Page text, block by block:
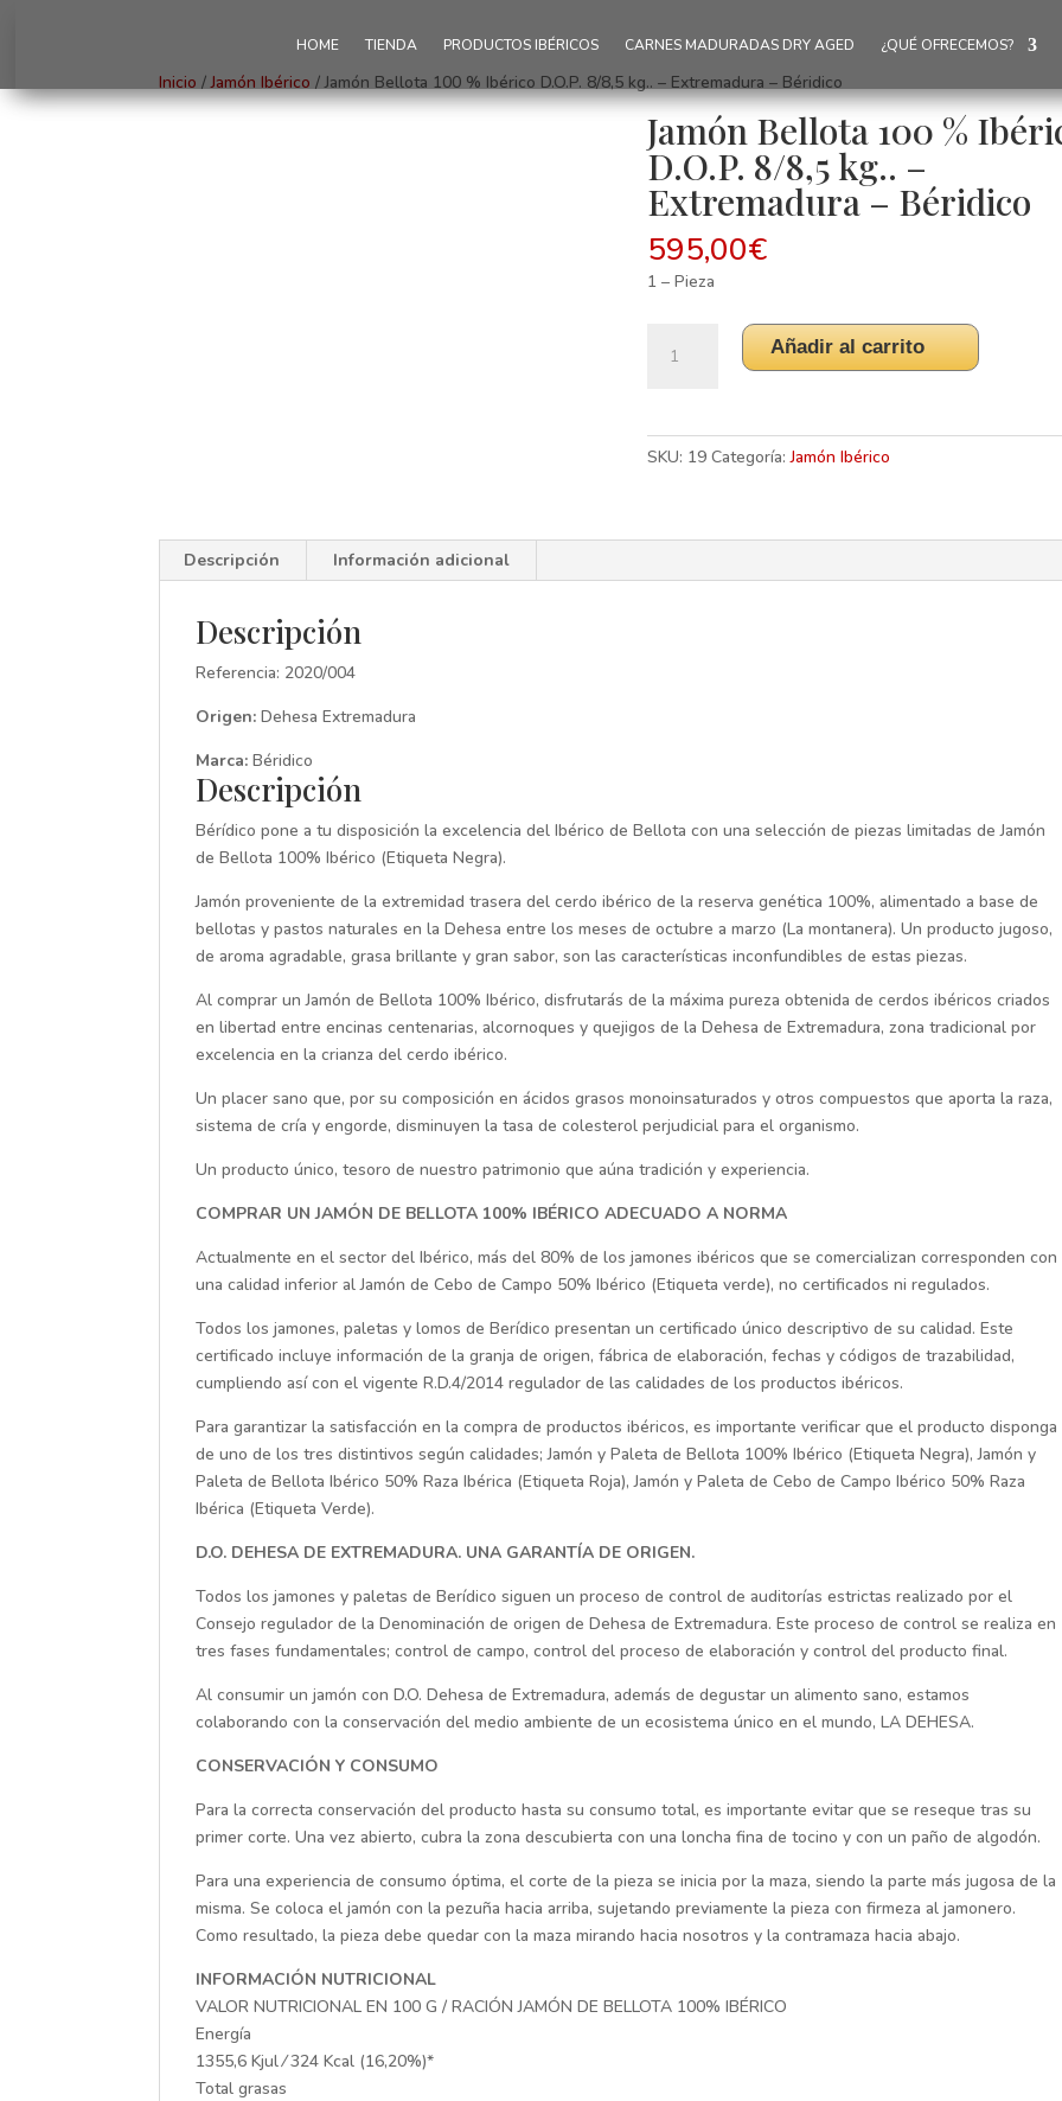
HOME TIENDA PRODUCTOS IBÉRICOS CARNES MADURADAS DRY AGED ¿QUÉ OFRECEMOS?
Inicio /Jamón Ibérico / Jamón Bellota 100 % Ibérico D.O.P. 8/8,5 kg.. – Extremadura – Béridico
Jamón Bellota 100 %
D.O.P. 8/8,5 kg.. –
Extremadura – Béridico
595,00€
1 – Pieza
Bellota
Ibérico
Extremadura
Añadir al carrito
SKU: 19 Categoría:Jamón Ibérico
Descripción Información adicional
Descripción
Referencia: 2020/004
Origen: Dehesa Extremadura
Marca: Béridico
Descripción
Bérídico pone a tu disposición la excelencia del Ibérico de Bellota con una selección de piezas limitadas de Jamón
de Bellota 100% Ibérico (Etiqueta Negra).
Jamón proveniente de la extremidad trasera del cerdo ibérico de la reserva genética 100%, alimentado a base de
bellotas y pastos naturales en la Dehesa entre los meses de octubre a marzo (La montanera). Un producto jugoso,
de aroma agradable, grasa brillante y gran sabor, son las características inconfundibles de estas piezas.
Al comprar un Jamón de Bellota 100% Ibérico, disfrutarás de la máxima pureza obtenida de cerdos ibéricos criados
en libertad entre encinas centenarias, alcornoques y quejigos de la Dehesa de Extremadura, zona tradicional por
excelencia en la crianza del cerdo ibérico.
Un placer sano que, por su composición en ácidos grasos monoinsaturados y otros compuestos que aporta la raza,
sistema de cría y engorde, disminuyen la tasa de colesterol perjudicial para el organismo.
Un producto único, tesoro de nuestro patrimonio que aúna tradición y experiencia.
COMPRAR UN JAMÓN DE BELLOTA 100% IBÉRICO ADECUADO A NORMA
Actualmente en el sector del Ibérico, más del 80% de los jamones ibéricos que se comercializan corresponden con
una calidad inferior al Jamón de Cebo de Campo 50% Ibérico (Etiqueta verde), no certificados ni regulados.
Todos los jamones, paletas y lomos de Berídico presentan un certificado único descriptivo de su calidad. Este
certificado incluye información de la granja de origen, fábrica de elaboración, fechas y códigos de trazabilidad,
cumpliendo así con el vigente R.D.4/2014 regulador de las calidades de los productos ibéricos.
Para garantizar la satisfacción en la compra de productos ibéricos, es importante verificar que el producto disponga
de uno de los tres distintivos según calidades; Jamón y Paleta de Bellota 100% Ibérico (Etiqueta Negra), Jamón y
Paleta de Bellota Ibérico 50% Raza Ibérica (Etiqueta Roja), Jamón y Paleta de Cebo de Campo Ibérico 50% Raza
Ibérica (Etiqueta Verde).
D.O. DEHESA DE EXTREMADURA. UNA GARANTÍA DE ORIGEN.
Todos los jamones y paletas de Berídico siguen un proceso de control de auditorías estrictas realizado por el
Consejo regulador de la Denominación de origen de Dehesa de Extremadura. Este proceso de control se realiza en
tres fases fundamentales; control de campo, control del proceso de elaboración y control del producto final.
Al consumir un jamón con D.O. Dehesa de Extremadura, además de degustar un alimento sano, estamos
colaborando con la conservación del medio ambiente de un ecosistema único en el mundo, LA DEHESA.
CONSERVACIÓN Y CONSUMO
Para la correcta conservación del producto hasta su consumo total, es importante evitar que se reseque tras su
primer corte. Una vez abierto, cubra la zona descubierta con una loncha fina de tocino y con un paño de algodón.
Para una experiencia de consumo óptima, el corte de la pieza se inicia por la maza, siendo la parte más jugosa de la
misma. Se coloca el jamón con la pezuña hacia arriba, sujetando previamente la pieza con firmeza al jamonero.
Como resultado, la pieza debe quedar con la maza mirando hacia nosotros y la contramaza hacia abajo.
INFORMACIÓN NUTRICIONAL
VALOR NUTRICIONAL EN 100 G / RACIÓN JAMÓN DE BELLOTA 100% IBÉRICO
Energía
1355,6 Kjul ⁄ 324 Kcal (16,20%)*
Total grasas